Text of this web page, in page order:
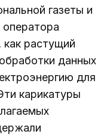
газеты и
растущий
данных
для
карикатуры